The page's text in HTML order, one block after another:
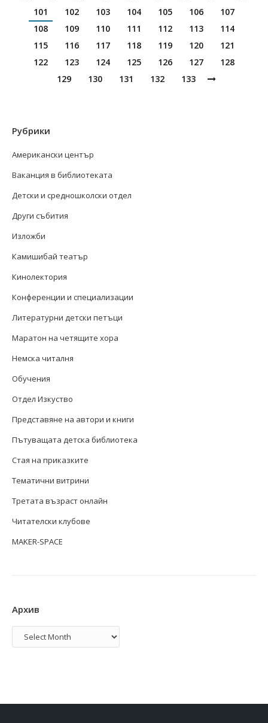
101
102 103 104 105 106
107
108
109 110 111 112 113
114
115
116 117 118 119 120
121
122
123 124 125 126 127
128
129
130 131 132 133
Рубрики
Американски център
Ваканция в библиотеката
Детски и средношколски отдел
Други събития
Изложби
Камишибай театър
Кинолектория
Конференции и специализации
Литературни детски петъци
Маратон на четящите хора
Немска читалня
Обучения
Отдел Изкуство
Представяне на автори и книги
Пътуващата детска библиотека
Стая на приказките
Тематични витрини
Третата възраст онлайн
Читателски клубове
MAKER-SPACE
Архив
Архив